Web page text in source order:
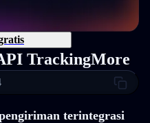
TrackingMore
terintegrasi